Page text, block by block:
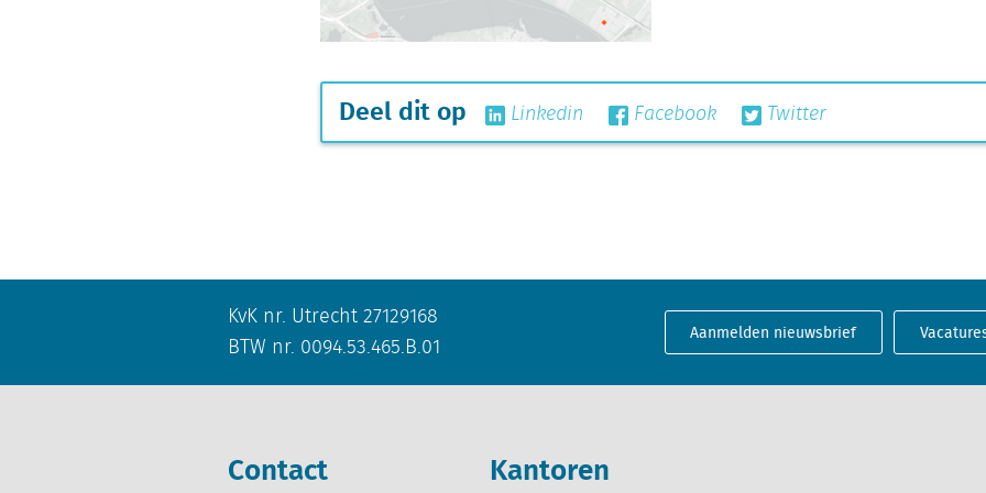
Deel dit op Linkedin Facebook Twitter
KvK nr. Utrecht 27129168
BTW nr. 0094.53.465.B.01
Aanmelden nieuwsbrief
Contact Kantoren